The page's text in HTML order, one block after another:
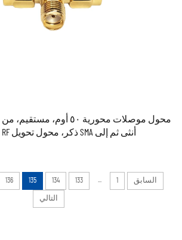
أنثى ثم إلى SMA ذكر، محول تحويل RF من النوع T
السابق 1
...
133
134
135
136
التالي